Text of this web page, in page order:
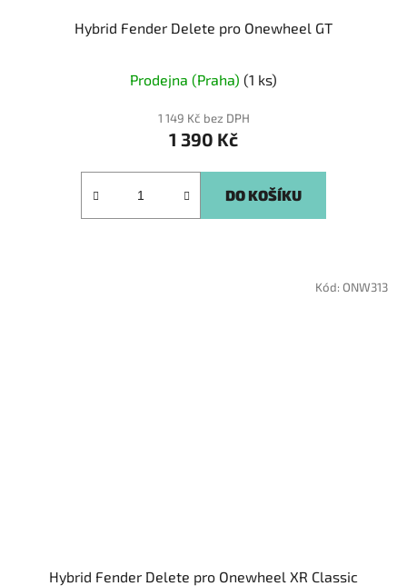
Hybrid Fender Delete pro Onewheel GT
Prodejna (Praha) (1 ks)
1 149 Kč bez DPH
1 390 Kč
DO KOŠÍKU
Hybrid Fender Delete pro Onewheel XR Classic
Kód: ONW313